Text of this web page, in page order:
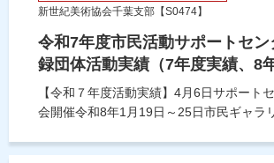
新世紀美術協会千葉支部【S0474】
令和7年度市民活動サポートセ
録団体活動実績（7年度実績、8
【令和７年度活動実績】4月6日サポート
会開催令和8年1月19日～25日市民ギャラ